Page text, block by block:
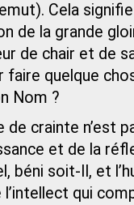
Cela
de la grande
de chair et de
faire quelque
Nom ?
de crainte n’est
et de la
béni soit-Il, et
qui